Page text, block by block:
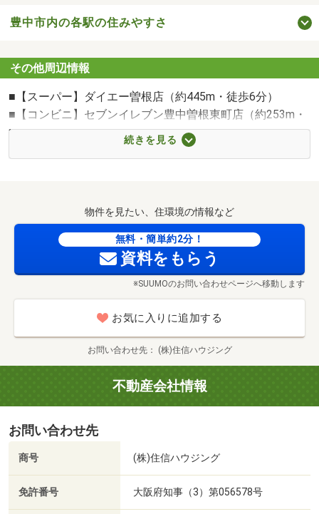
豊中市内の各駅の住みやすさ
その他周辺情報
■【スーパー】ダイエー曽根店（約445m・徒歩6分）
■【コンビニ】セブンイレブン豊中曽根東町店（約253m・
徒歩4分）
■【小学校】豊中市立中豊島小学校（約714m・徒歩9分）
続きを見る
物件を見たい、住環境の情報など
無料・簡単約2分！
資料をもらう
※SUUMOのお問い合わせページへ移動します
お気に入りに追加する
お問い合わせ先 (株)住信ハウジング
不動産会社情報
お問い合わせ先
商号 (株)住信ハウジング
免許番号 大阪府知事（3）第056578号